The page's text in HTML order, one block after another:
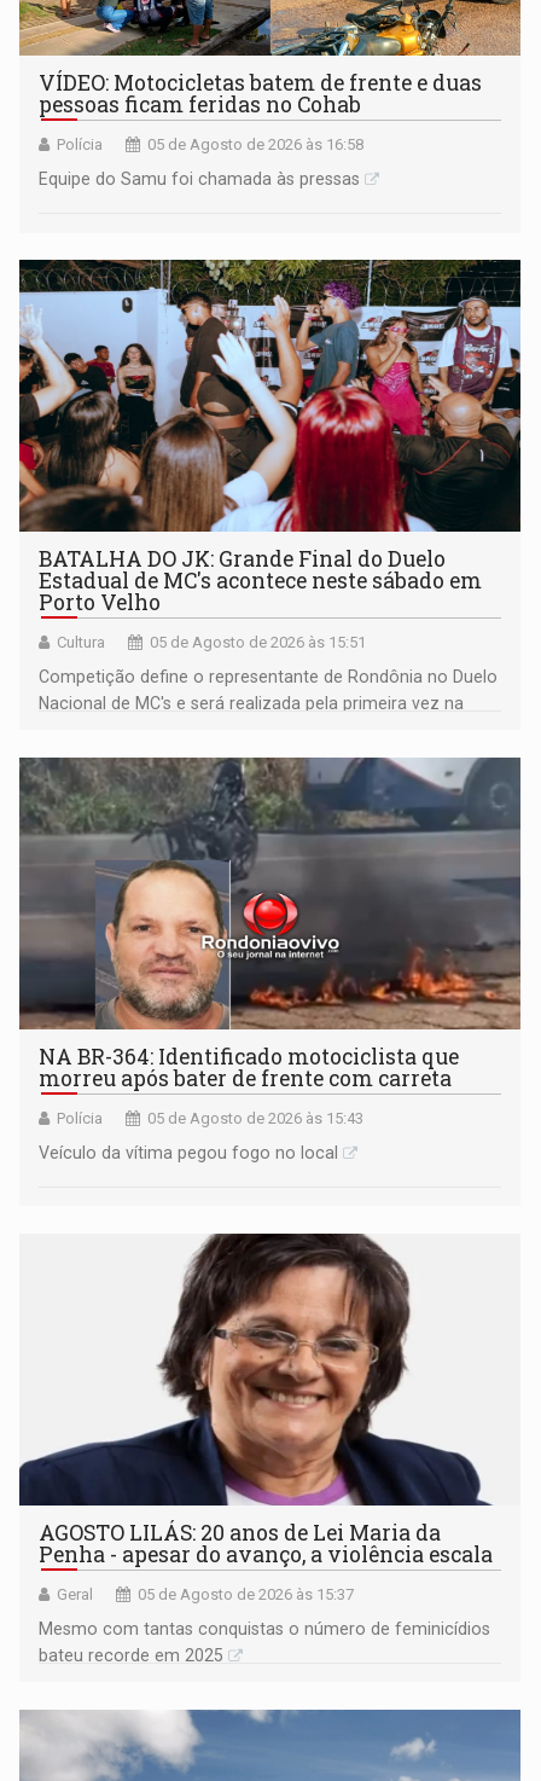
VÍDEO: Motocicletas batem de frente e duas
pessoas ficam feridas no Cohab
Polícia 05 de Agosto de 2026 às 16:58
Equipe do Samu foi chamada às pressas
BATALHA DO JK: Grande Final do Duelo
Estadual de MC's acontece neste sábado em
Porto Velho
Cultura 05 de Agosto de 2026 às 15:51
Competição define o representante de Rondônia no Duelo
Nacional de MC's e será realizada pela primeira vez na
NA BR-364: Identificado motociclista que
morreu após bater de frente com carreta
Polícia 05 de Agosto de 2026 às 15:43
Veículo da vítima pegou fogo no local
AGOSTO LILÁS: 20 anos de Lei Maria da
Penha - apesar do avanço, a violência escala
Geral 05 de Agosto de 2026 às 15:37
Mesmo com tantas conquistas o número de feminicídios
bateu recorde em 2025